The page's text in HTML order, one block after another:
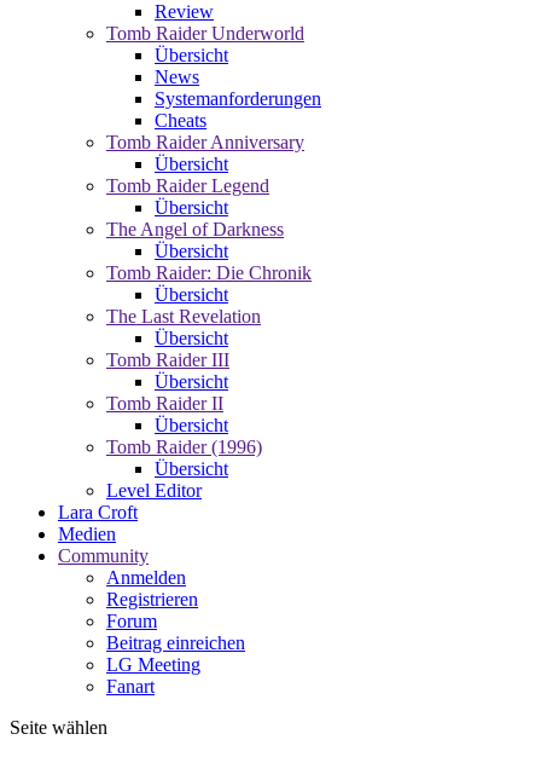
Review
Tomb Raider Underworld
Übersicht
News
Systemanforderungen
Cheats
Tomb Raider Anniversary
Übersicht
Tomb Raider Legend
Übersicht
The Angel of Darkness
Übersicht
Tomb Raider: Die Chronik
Übersicht
The Last Revelation
Übersicht
Tomb Raider III
Übersicht
Tomb Raider II
Übersicht
Tomb Raider (1996)
Übersicht
Level Editor
Lara Croft
Medien
Community
Anmelden
Registrieren
Forum
Beitrag einreichen
LG Meeting
Fanart
Seite wählen